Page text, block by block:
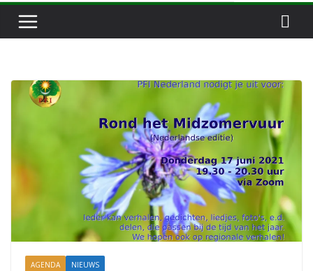
AGENDA NIEUWS